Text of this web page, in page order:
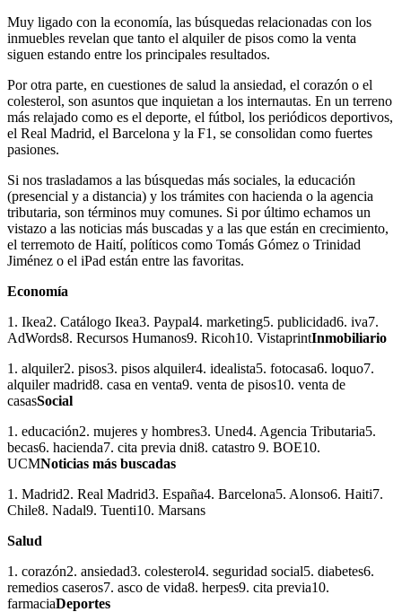
Muy ligado con la economía, las búsquedas relacionadas con los
inmuebles revelan que tanto el alquiler de pisos como la venta
siguen estando entre los principales resultados.
Por otra parte, en cuestiones de salud la ansiedad, el corazón o el
colesterol, son asuntos que inquietan a los internautas. En un terreno
más relajado como es el deporte, el fútbol, los periódicos deportivos,
el Real Madrid, el Barcelona y la F1, se consolidan como fuertes
pasiones.
Si nos trasladamos a las búsquedas más sociales, la educación
(presencial y a distancia) y los trámites con hacienda o la agencia
tributaria, son términos muy comunes. Si por último echamos un
vistazo a las noticias más buscadas y a las que están en crecimiento,
el terremoto de Haití, políticos como Tomás Gómez o Trinidad
Jiménez o el iPad están entre las favoritas.
Economía
1. Ikea2. Catálogo Ikea3. Paypal4. marketing5. publicidad6. iva7.
AdWords8. Recursos Humanos9. Ricoh10. VistaprintInmobiliario
1. alquiler2. pisos3. pisos alquiler4. idealista5. fotocasa6. loquo7.
alquiler madrid8. casa en venta9. venta de pisos10. venta de
casasSocial
1. educación2. mujeres y hombres3. Uned4. Agencia Tributaria5.
becas6. hacienda7. cita previa dni8. catastro 9. BOE10.
UCMNoticias más buscadas
1. Madrid2. Real Madrid3. España4. Barcelona5. Alonso6. Haiti7.
Chile8. Nadal9. Tuenti10. Marsans
Salud
1. corazón2. ansiedad3. colesterol4. seguridad social5. diabetes6.
remedios caseros7. asco de vida8. herpes9. cita previa10.
farmaciaDeportes